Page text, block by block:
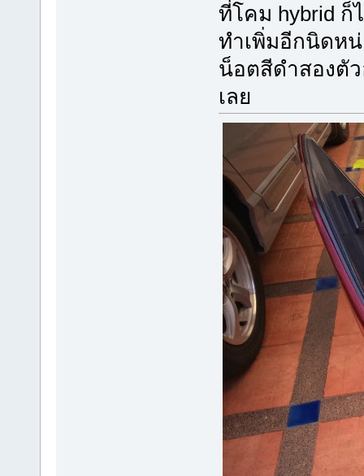
ที่โคม hybrid ก็
ทำเพิ่มอีกนิดห
น็อตสีดำสองตั
เลย